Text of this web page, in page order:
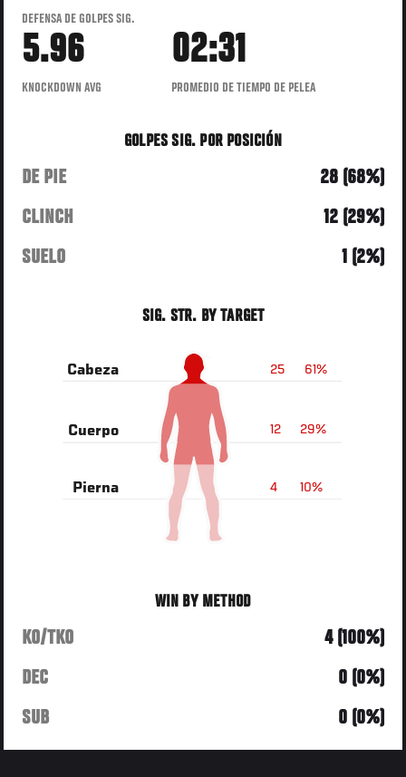
DEFENSA DE GOLPES SIG.
5.96
KNOCKDOWN AVG
02:31
PROMEDIO DE TIEMPO DE PELEA
GOLPES SIG. POR POSICIÓN
DE PIE
28 (68%)
CLINCH
12 (29%)
SUELO
1 (2%)
SIG. STR. BY TARGET
61%
25
Cabeza
29%
12
Cuerpo
10%
4
Pierna
WIN BY METHOD
KO/TKO
4 (100%)
DEC
0 (0%)
SUB
0 (0%)